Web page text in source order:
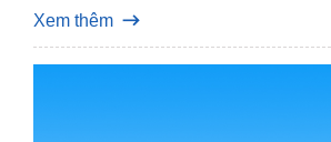
Xem thêm